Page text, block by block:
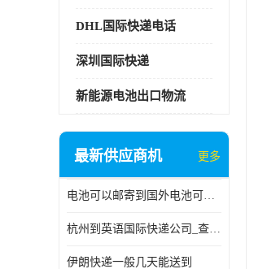
DHL国际快递电话
深圳国际快递
新能源电池出口物流
最新供应商机 更多
电池可以邮寄到国外电池可以发国际物流手机电池可以邮寄到国外
杭州到英语国际快递公司_查国际快递
伊朗快递一般几天能送到